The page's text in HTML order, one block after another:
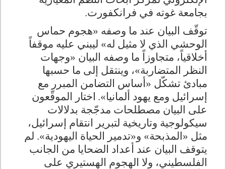
بجامعة غوته في فرانكفورت.
توقّف البيان عند ما وصفه «هجوم حماس
الوحشي الذي لا مثيل له» ليبني عليه موقفاً
أخلاقياً، متجاوزاً ما وصفه البيان «وجهات
النظر المتضاربة»، وينتقل إلى ما حسبها
مبادئ تشكّل «أساس التضامن المبرر مع
إسرائيل ومع يهود ألمانيا». اختار الموقّعون
على البيان مصطلحات مدجّجة بدلالات
سيكولوجية وتاريخية لتبرير انتقام إسرائيل،
مثل «المذبحة» و«تدمير الحياة اليهودية». لم
يتوقف البيان عند أعداد الضحايا من الجانب
الفلسطيني، ولا الهجوم الهستيري على